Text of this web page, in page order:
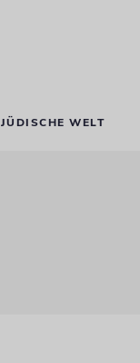
JÜDISCHE WELT